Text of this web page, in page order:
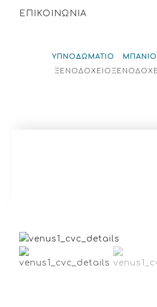
ΕΠΙΚΟΙΝΩΝΙΑ
ΥΠΝΟΔΩΜΑΤΙΟ
ΞΕΝΟΔΟΧΕΙΟ
ΜΠΑΝΙΟ